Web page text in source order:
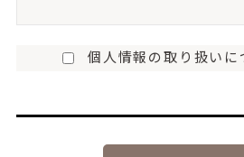
個人情報の取り扱いに